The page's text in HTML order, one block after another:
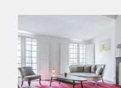
Gedeelde Douche: Nee
Gedeelde woonkamer: Nee
Huisgenoten: Nee
Geslacht huisgenoten: N.v.t.